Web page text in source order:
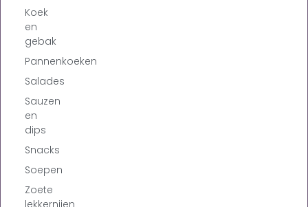
Koek
en
gebak
Pannenkoeken
Salades
Sauzen
en
dips
Snacks
Soepen
Zoete
lekkernijen